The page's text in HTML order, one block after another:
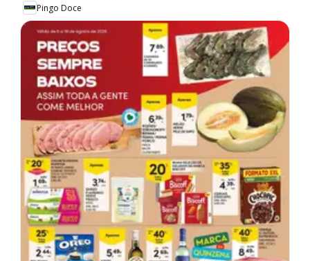
Pingo Doce